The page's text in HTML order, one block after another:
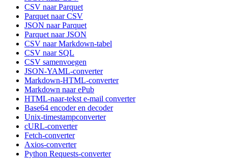
CSV naar Parquet
Parquet naar CSV
JSON naar Parquet
Parquet naar JSON
CSV naar Markdown-tabel
CSV naar SQL
CSV samenvoegen
JSON-YAML-converter
Markdown-HTML-converter
Markdown naar ePub
HTML-naar-tekst e-mail converter
Base64 encoder en decoder
Unix-timestampconverter
cURL-converter
Fetch-converter
Axios-converter
Python Requests-converter